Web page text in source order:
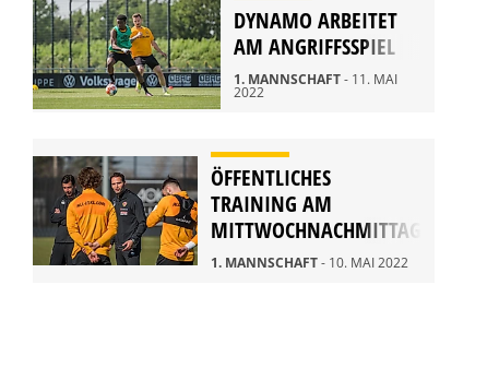
DYNAMO ARBEITET
AM ANGRIFFSSPIEL
1. MANNSCHAFT- 11. MAI
2022
ÖFFENTLICHES
TRAINING AM
MITTWOCHNACHMITTAG
1. MANNSCHAFT- 10. MAI 2022